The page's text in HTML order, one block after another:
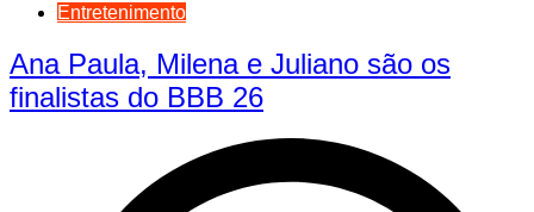
Entretenimento
Ana Paula, Milena e Juliano são os
finalistas do BBB 26